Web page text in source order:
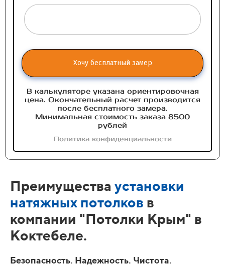
Хочу бесплатный замер
В калькуляторе указана ориентировочная
цена. Окончательный расчет производится
после бесплатного замера.
Минимальная стоимость заказа 8500
рублей
Политика конфиденциальности
Преимущества установки
натяжных потолков в
компании "Потолки Крым" в
Коктебеле.
Безопасность. Надежность. Чистота.